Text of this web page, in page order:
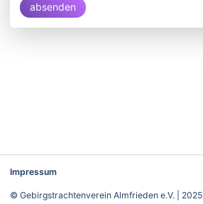
absenden
Impressum
© Gebirgstrachtenverein Almfrieden e.V. | 2025